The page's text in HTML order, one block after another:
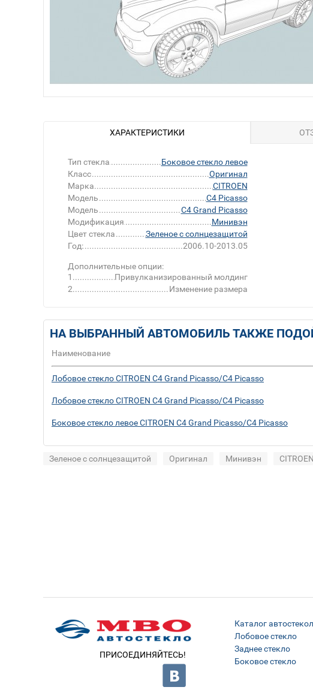
ХАРАКТЕРИСТИКИ
Тип стекла
Боковое стекло левое
Класс
Оригинал
Марка
CITROEN
Модель
C4 Picasso
Модель
C4 Grand Picasso
Модификация
Минивэн
Цвет стекла
Зеленое с солнцезащитой
Год:
2006.10-2013.05
Дополнительные опции:
1
Привулканизированный молдинг
2
Изменение размера
НА ВЫБРАННЫЙ АВТОМОБИЛЬ ТАКЖЕ
Наименование
Лобовое стекло CITROEN C4 Grand Picasso/C4 Picasso
Лобовое стекло CITROEN C4 Grand Picasso/C4 Picasso
Боковое стекло левое CITROEN C4 Grand Picasso/C4 Picasso
Зеленое с солнцезащитой Оригинал Минивэн CITROEN
ПРИСОЕДИНЯЙТЕСЬ!
Каталог автостекол
Лобовое стекло
Заднее стекло
Боковое стекло